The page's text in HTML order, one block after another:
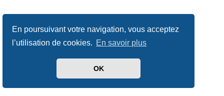
En poursuivant votre navigation, vous acceptez
l’utilisation de cookies. En savoir plus
OK